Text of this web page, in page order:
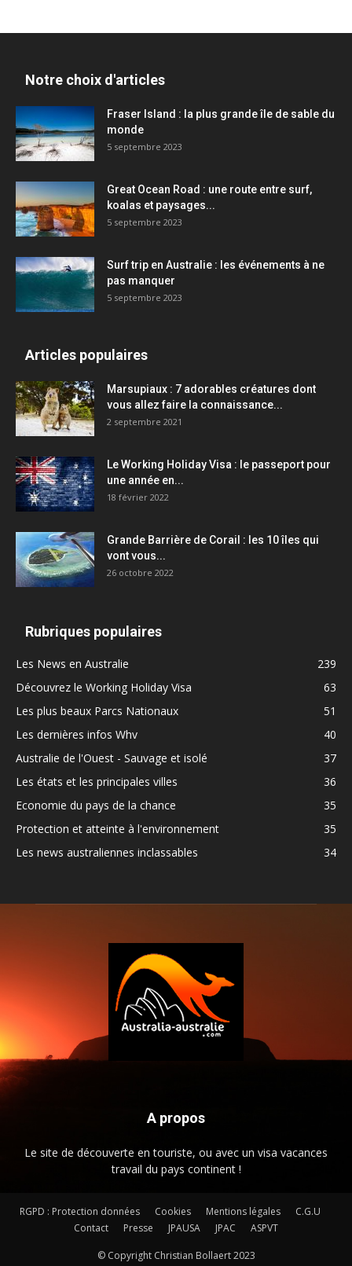
Notre choix d'articles
Fraser Island : la plus grande île de sable du
monde
5 septembre 2023
Great Ocean Road : une route entre surf,
koalas et paysages...
5 septembre 2023
Surf trip en Australie : les événements à ne
pas manquer
5 septembre 2023
Articles populaires
Marsupiaux : 7 adorables créatures dont
vous allez faire la connaissance...
2 septembre 2021
Le Working Holiday Visa : le passeport pour
une année en...
18 février 2022
Grande Barrière de Corail : les 10 îles qui
vont vous...
26 octobre 2022
Rubriques populaires
Les News en Australie
239
Découvrez le Working Holiday Visa
63
Les plus beaux Parcs Nationaux
51
Les dernières infos Whv
40
Australie de l'Ouest - Sauvage et isolé
37
Les états et les principales villes
36
Economie du pays de la chance
35
Protection et atteinte à l'environnement
35
Les news australiennes inclassables
34
A propos
Le site de découverte en touriste, ou avec un visa vacances
travail du pays continent !
RGPD : Protection données Cookies Mentions légales
C.G.U
Contact
Presse JPAUSA JPAC ASPVT
© Copyright Christian Bollaert 2023